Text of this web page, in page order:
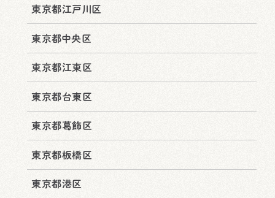
東京都江戸川区
東京都中央区
東京都江東区
東京都台東区
東京都葛飾区
東京都板橋区
東京都港区